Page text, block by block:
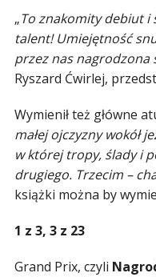
„To znakomity debiut i
talent! Umiejętność
przez nas nagrodzona
Ryszard Ćwirlej,
Wymienił też główne
małej ojczyzny wokół
w której tropy, ślady i
drugiego. Trzecim –
książki można by
1 z 3, 3 z 23
Grand Prix, czyli